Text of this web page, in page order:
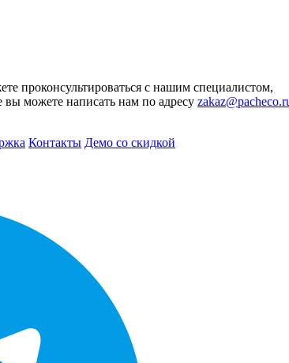
проконсультироваться с нашим специалистом,
вы можете написать нам по адресу
Контакты Демо со скидкой